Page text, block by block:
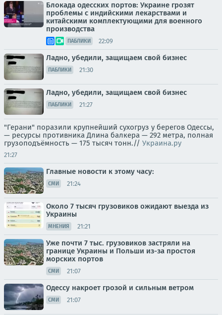
Блокада одесских портов: Украине грозят
проблемы с индийскими лекарствами и
китайскими комплектующими для военного
производства
ПАБЛИКИ 22:09
Ладно, убедили, защищаем свой бизнес
ПАБЛИКИ 21:30
Ладно, убедили, защищаем свой бизнес
ПАБЛИКИ 21:27
"Герани" поразили крупнейший сухогруз у берегов Одессы,
— ресурсы противника Длина балкера — 292 метра, полная
грузоподъёмность — 175 тысяч тонн.// Украина.ру
21:27
Главные новости к этому часу:
СМИ 21:24
Около 7 тысяч грузовиков ожидают выезда из
Украины
МНЕНИЯ 21:21
Уже почти 7 тыс. грузовиков застряли на
границе Украины и Польши из-за простоя
морских портов
СМИ 21:07
Одессу накроет грозой и сильным ветром
СМИ 21:07